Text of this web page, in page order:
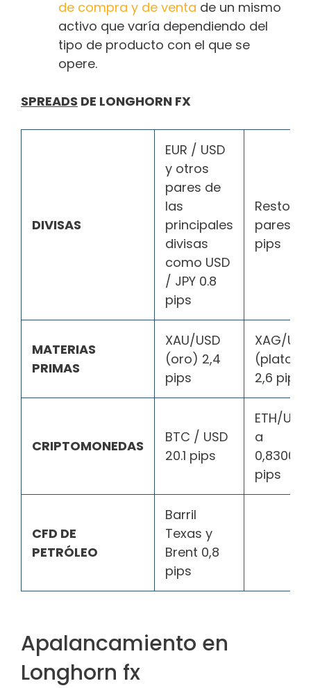
de compra y de venta de un mismo
activo que varía dependiendo del
tipo de producto con el que se
opere.
SPREADS DE LONGHORN FX
DIVISAS
EUR / USD
y otros
pares de
las
principales
divisas
como USD
/ JPY 0.8
pips
Resto de
pares 0.7
pips
MATERIAS
PRIMAS
XAU/USD
(oro) 2,4
pips
XAG/USD
(plata)
2,6 pips
CRIPTOMONEDAS
BTC / USD
20.1 pips
ETH/USD
a
0,83000
pips
CFD DE
PETRÓLEO
Barril
Texas y
Brent 0,8
pips
Apalancamiento en
Longhorn fx